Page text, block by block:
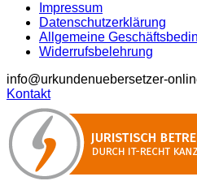
Impressum
Datenschutzerklärung
Allgemeine
Widerrufsbelehrung
info@urkundenuebersetzer-
Kontakt